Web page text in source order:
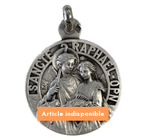
Article indisponible